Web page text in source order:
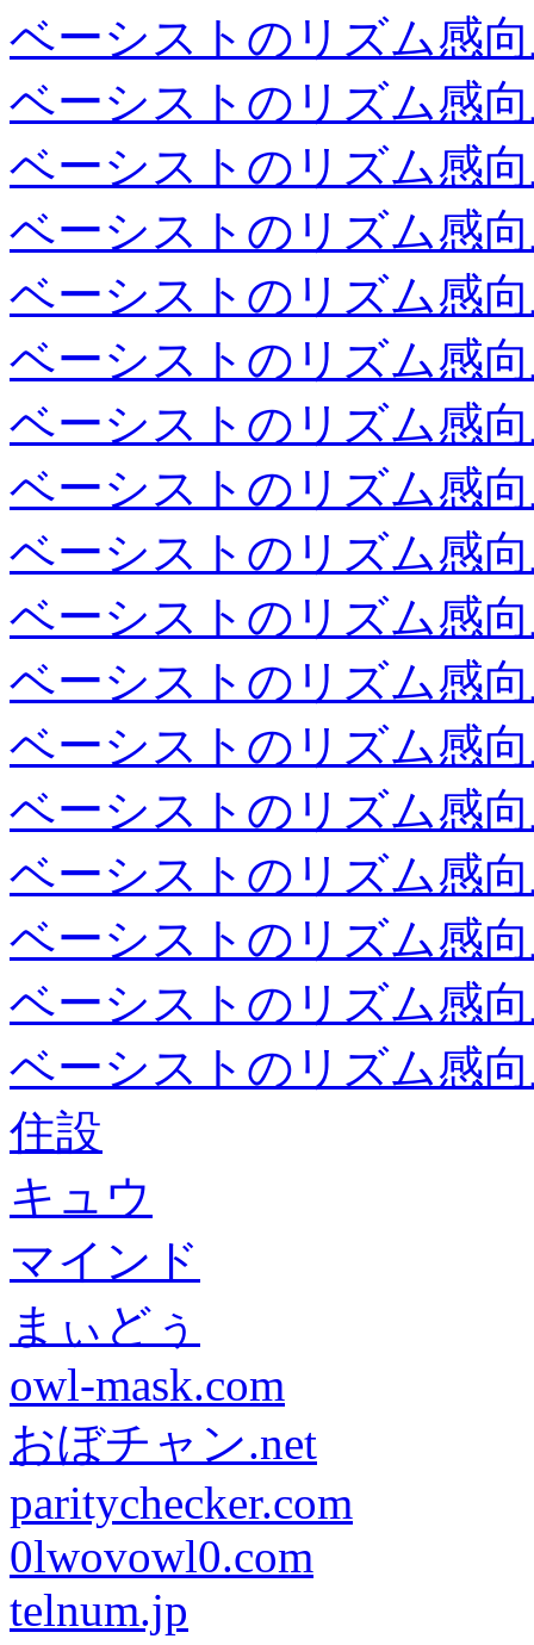
ベーシストのリズム感
ベーシストのリズム感
ベーシストのリズム感
ベーシストのリズム感
ベーシストのリズム感
ベーシストのリズム感
ベーシストのリズム感
ベーシストのリズム感
ベーシストのリズム感
ベーシストのリズム感
ベーシストのリズム感
ベーシストのリズム感
ベーシストのリズム感
ベーシストのリズム感
ベーシストのリズム感
ベーシストのリズム感
ベーシストのリズム感
住設
キュウ
マインド
まぃどぅ
owl-mask.com
おぼチャン.net
paritychecker.com
0lwovowl0.com
telnum.jp